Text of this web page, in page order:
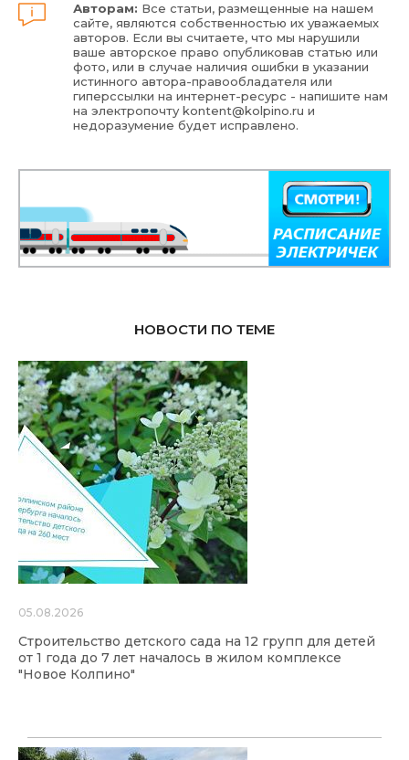
Авторам: Все статьи, размещенные на нашем
сайте, являются собственностью их уважаемых
авторов. Если вы считаете, что мы нарушили
ваше авторское право опубликовав статью или
фото, или в случае наличия ошибки в указании
истинного автора-правообладателя или
гиперссылки на интернет-ресурс - напишите нам
на электропочтуkontent@kolpino.ru и
недоразумение будет исправлено.
НОВОСТИ ПО ТЕМЕ
05.08.2026
Строительство детского сада на 12 групп для детей
от 1 года до 7 лет началось в жилом комплексе
"Новое Колпино"